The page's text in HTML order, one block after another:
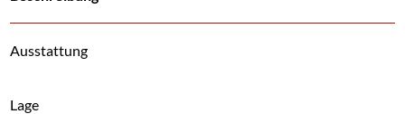
Ausstattung
Lage